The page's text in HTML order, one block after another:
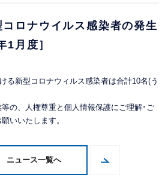
ロナウイルス感染者の発生
1月度］
る新型コロナウィルス感染者は合計10名(う
の、人権尊重と個人情報保護にご理解･ご
いいたします。
ニュース一覧へ